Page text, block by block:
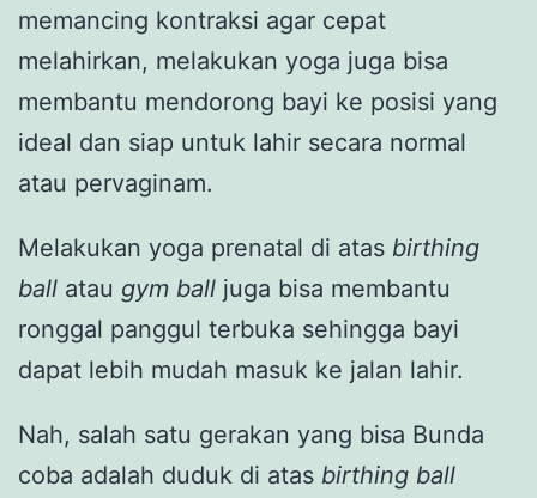
memancing kontraksi agar cepat
melahirkan, melakukan yoga juga bisa
membantu mendorong bayi ke posisi yang
ideal dan siap untuk lahir secara normal
atau pervaginam.
Melakukan yoga prenatal di atas birthing
ball atau gym ball juga bisa membantu
ronggal panggul terbuka sehingga bayi
dapat lebih mudah masuk ke jalan lahir.
Nah, salah satu gerakan yang bisa Bunda
coba adalah duduk di atas birthing ball